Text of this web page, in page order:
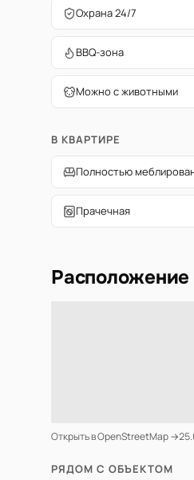
Охрана 24/7
BBQ-зона
Можно с животными
В КВАРТИРЕ
Полностью
Прачечная
Расположение
Открыть в OpenStreetMap →
РЯДОМ С ОБЪЕКТОМ